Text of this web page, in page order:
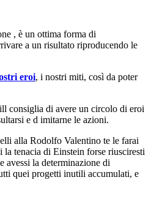
, è un ottima forma di
a un risultato riproducendo le
eroi, i nostri miti, così da poter
consiglia di avere un circolo di eroi
e d imitarne le azioni.
alla Rodolfo Valentino te le farai
la tenacia di Einstein forse riusciresti
avessi la determinazione di
quei progetti inutili accumulati, e